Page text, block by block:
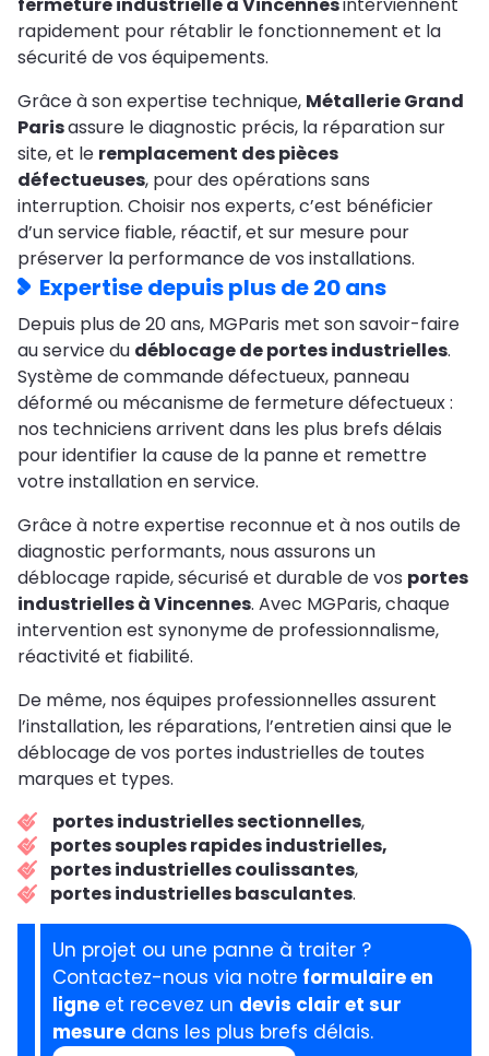
rapidement pour rétablir le fonctionnement et la
sécurité de vos équipements.
Grâce à son expertise technique, Métallerie Grand
Parisassure le diagnostic précis, la réparation sur
site, et le remplacement des pièces
défectueuses, pour des opérations sans
interruption. Choisir nos experts, c’est bénéficier
d’un service fiable, réactif, et sur mesure pour
préserver la performance de vos installations.
Expertise depuis plus de 20 ans
Depuis plus de 20 ans, MGParis met son savoir-faire
au service du déblocage de portes industrielles.
Système de commande défectueux, panneau
déformé ou mécanisme de fermeture défectueux :
nos techniciens arrivent dans les plus brefs délais
pour identifier la cause de la panne et remettre
votre installation en service.
Grâce à notre expertise reconnue et à nos outils de
diagnostic performants, nous assurons un
déblocage rapide, sécurisé et durable de vos portes
industrielles à Vincennes. Avec MGParis, chaque
intervention est synonyme de professionnalisme,
réactivité et fiabilité.
De même, nos équipes professionnelles assurent
l’installation, les réparations, l’entretien ainsi que le
déblocage de vos portes industrielles de toutes
marques et types.
portes industrielles sectionnelles,
portes souples rapides industrielles,
portes industrielles coulissantes,
portes industrielles basculantes.
Un projet ou une panne à traiter ?
Contactez-nous via notre formulaire en
ligne et recevez un devis clair et sur
mesure dans les plus brefs délais.